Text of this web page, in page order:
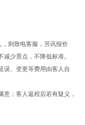
则致电客服，另讯报价
少景点，不降低标准。
误、变更等费用由客人自
；客人返程后若有疑义，